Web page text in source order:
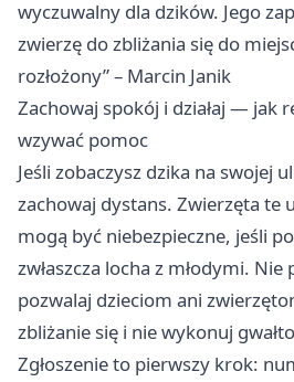
wyczuwalny dla dzików. Jego
zwierzę do zbliżania się do
rozłożony” – Marcin Janik
Zachowaj spokój i działaj — jak
wzywać pomoc
Jeśli zobaczysz dzika na swojej
zachowaj dystans. Zwierzęta te
mogą być niebezpieczne, jeśli
zwłaszcza locha z młodymi.
pozwalaj dzieciom ani
zbliżanie się i nie wykonuj
Zgłoszenie to pierwszy krok: